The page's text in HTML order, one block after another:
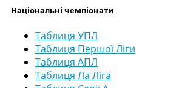
Національні чемпіонати
Таблиця УПЛ
Таблиця Першої Ліги
Таблиця АПЛ
Таблиця Ла Ліга